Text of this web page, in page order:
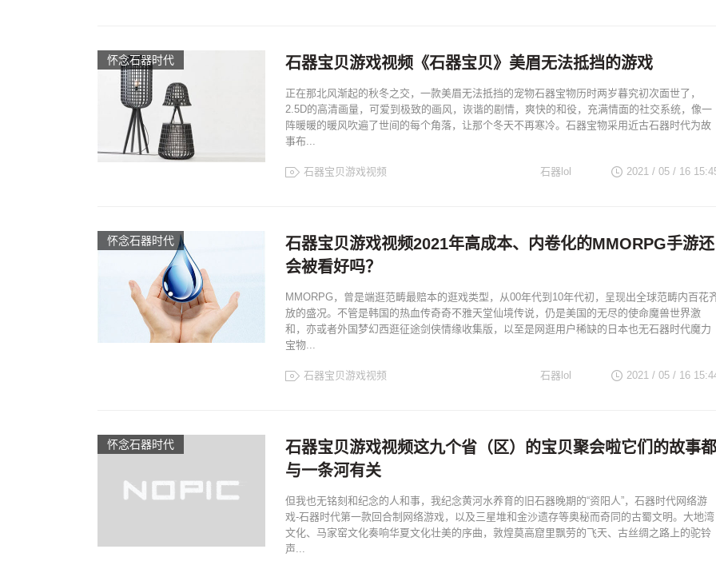
怀念石器时代 石器宝贝游戏视频《石器宝贝》美眉无法抵挡的游戏
正在那北风渐起的秋冬之交，一款美眉无法抵挡的宠物石器宝物历时两岁暮究初次面世了，
2.5D的高清画量，可爱到极致的画风，诙谐的剧情，爽快的和役，充满情面的社交系统，像一
阵暖暖的暖风吹遍了世间的每个角落，让那个冬天不再寒冷。石器宝物采用近古石器时代为故
事布...
石器宝贝游戏视频 2021 / 05 / 16
石器lol
怀念石器时代
石器宝贝游戏视频2021年高成本、内卷化的MMORPG手游还
会被看好吗？
MMORPG，曾是端逛范畴最赔本的逛戏类型，从00年代到10年代初，呈现出全球范畴内百花
放的盛况。不管是韩国的热血传奇奇不雅天堂仙境传说，仍是美国的无尽的使命魔兽世界激
和，亦或者外国梦幻西逛征途剑侠情缘收集版，以至是网逛用户稀缺的日本也无石器时代魔力
宝物...
石器宝贝游戏视频 2021 / 05 / 16
石器lol
怀念石器时代
石器宝贝游戏视频这九个省（区）的宝贝聚会啦它们的故事都
与一条河有关
但我也无铭刻和纪念的人和事，我纪念黄河水养育的旧石器晚期的“资阳人”，石器时代网络游
戏-石器时代第一款回合制网络游戏，以及三星堆和金沙遗存等奥秘而奇同的古蜀文明。大地湾
文化、马家窑文化奏响华夏文化壮美的序曲，敦煌莫高窟里飘劳的飞天、古丝绸之路上的驼铃
声...